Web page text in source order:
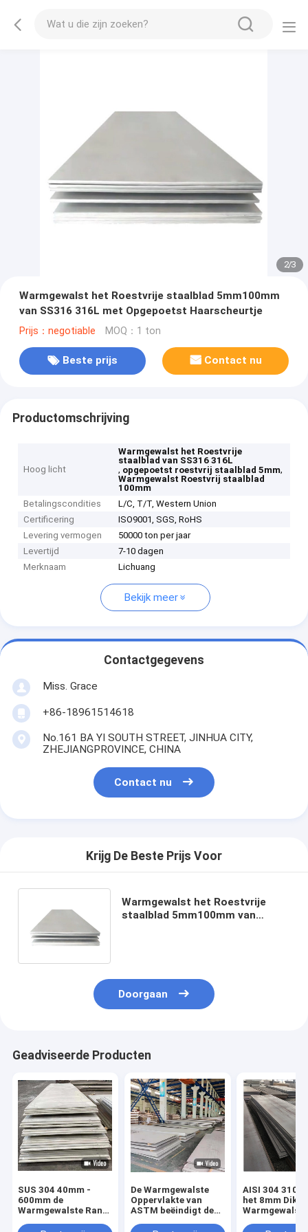
2/3
Warmgewalst het Roestvrije staalblad 5mm100mm
van SS316 316L met Opgepoetst Haarscheurtje
Prijs：negotiable MOQ：1 ton
Beste prijs Contact nu
Productomschrijving
Hoog licht
Warmgewalst het Roestvrije
staalblad van SS316 316L
, opgepoetst roestvrij staalblad 5mm,
Warmgewalst Roestvrij staalblad
100mm
Betalingscondities
L/C, T/T, Western Union
Certificering
ISO9001, SGS, RoHS
Levering vermogen
50000 ton per jaar
Levertijd
7-10 dagen
Merknaam
Lichuang
Bekijk meer
Contactgegevens
Miss. Grace
+86-18961514618
No.161 BA YI SOUTH STREET, JINHUA CITY,
ZHEJIANGPROVINCE, CHINA
Contact nu
Krijg De Beste Prijs Voor
Warmgewalst het Roestvrije
staalblad 5mm100mm van
Doorgaan
Geadviseerde Producten
SUS 304 40mm -
600mm de
Warmgewalste Rand
De Warmgewalste
Oppervlakte van
ASTM beëindigt de
AISI 304 310
het 8mm Dikke